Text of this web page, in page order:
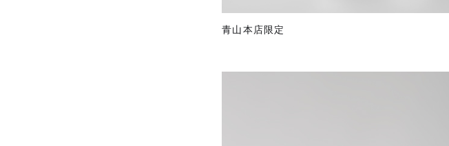
青山本店限定